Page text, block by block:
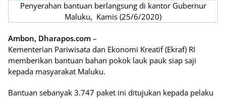
Penyerahan bantuan berlangsung di kantor Gubernur
Maluku, Kamis (25/6/2020)
Ambon, Dharapos.com –
Kementerian Pariwisata dan Ekonomi Kreatif (Ekraf) RI
memberikan bantuan bahan pokok lauk pauk siap saji
kepada masyarakat Maluku.
Bantuan sebanyak 3.747 paket ini ditujukan kepada pelaku